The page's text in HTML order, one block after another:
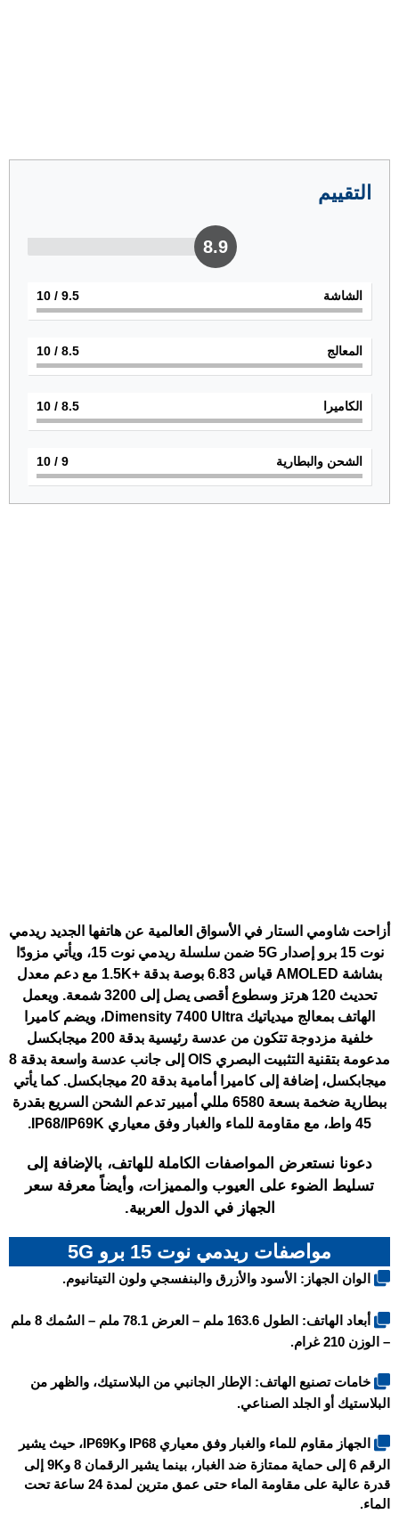
التقييم
8.9
الشاشة 9.5
/ 10
المعالج 8.5
/ 10
الكاميرا 8.5
/ 10
الشحن والبطارية 9
/ 10
أزاحت شاومي الستار في الأسواق العالمية عن هاتفها الجديد ريدمي
نوت 15 برو إصدار 5G
ضمن سلسلة ريدمي نوت 15، ويأتي مزودًا
بشاشة AMOLED قياس 6.83 بوصة بدقة +1.5K مع دعم معدل
تحديث 120 هرتز وسطوع أقصى يصل إلى 3200 شمعة. ويعمل
الهاتف بمعالج ميدياتيك Dimensity 7400 Ultra، ويضم كاميرا
خلفية مزدوجة تتكون من عدسة رئيسية بدقة 200 ميجابكسل
مدعومة بتقنية التثبيت البصري OIS إلى جانب عدسة واسعة بدقة 8
ميجابكسل، إضافة إلى كاميرا أمامية بدقة 20 ميجابكسل. كما يأتي
ببطارية ضخمة بسعة 6580 مللي أمبير تدعم الشحن السريع بقدرة
45 واط، مع مقاومة للماء والغبار وفق معياري IP68/IP69K.
دعونا نستعرض المواصفات الكاملة للهاتف، بالإضافة إلى
تسليط الضوء على العيوب والمميزات، وأيضاً معرفة سعر
الجهاز في الدول العربية.
مواصفات ريدمي نوت 15 برو 5G
الوان الجهاز: الأسود والأزرق والبنفسجي ولون التيتانيوم.
أبعاد الهاتف: الطول 163.6 ملم – العرض 78.1 ملم – السُمك 8 ملم
– الوزن 210 غرام.
خامات تصنيع الهاتف: الإطار الجانبي من البلاستيك، والظهر من
البلاستيك أو الجلد الصناعي.
الجهاز مقاوم للماء والغبار وفق معياري IP68 وIP69K، حيث يشير
الرقم 6 إلى حماية ممتازة ضد الغبار، بينما يشير الرقمان 8 و9K إلى
قدرة عالية على مقاومة الماء حتى عمق مترين لمدة 24 ساعة تحت
الماء.